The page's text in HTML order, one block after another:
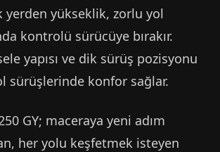
yerden yükseklik, zorlu yol
kontrolü sürücüye bırakır.
yapısı ve dik sürüş pozisyonu
sürüşlerinde konfor sağlar.
GY; maceraya yeni adım
her yolu keşfetmek isteyen